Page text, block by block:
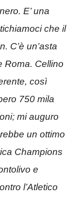
E’ una
che il
C’è un’asta
Roma. Cellino
così
750 mila
mi auguro
un ottimo
Champions
e
l’Atletico